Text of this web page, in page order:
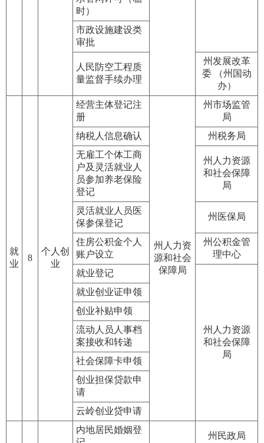
时）
市政设施建设类
审批
人民防空工程质
量监督手续办理
州发展改革
委 （州国动
办）
就
业
8
个人创
业
经营主体登记注
册
州人力资
源和社会
保障局
州市场监管
局
纳税人信息确认
州税务局
无雇工个体工商
户及灵活就业人
员参加养老保险
登记
州人力资源
和社会保障
局
灵活就业人员医
保参保登记
州医保局
住房公积金个人
账户设立
州公积金管
理中心
就业登记
州人力资源
和社会保障
局
就业创业证申领
创业补贴申领
流动人员人事档
案接收和转递
社会保障卡申领
创业担保贷款申
请
云岭创业贷申请
内地居民婚姻登
州民政局